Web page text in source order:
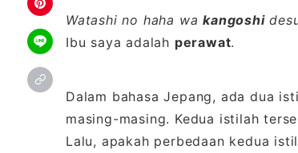
Watashi no haha wakangoshi
Ibu saya adalah perawat.
Dalam bahasa Jepang, ada dua
masing-masing. Kedua istilah
Lalu, apakah perbedaan kedua